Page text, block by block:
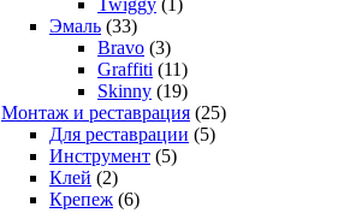
Эмаль (33)
Bravo (3)
Graffiti (11)
Skinny (19)
Монтаж и реставрация (25)
Для реставрации (5)
Инструмент (5)
Клей (2)
Крепеж (6)